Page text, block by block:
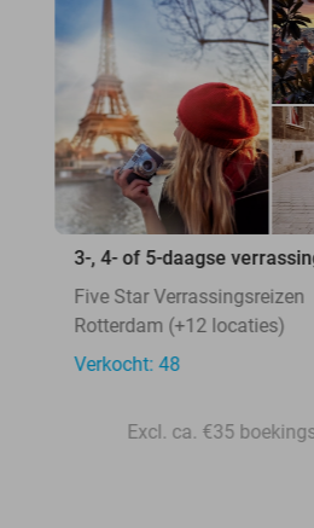
3-, 4- of 5-daagse
Five Star Verrassingsreizen
Rotterdam (+12 locaties)
Verkocht: 48
Excl. ca. €35